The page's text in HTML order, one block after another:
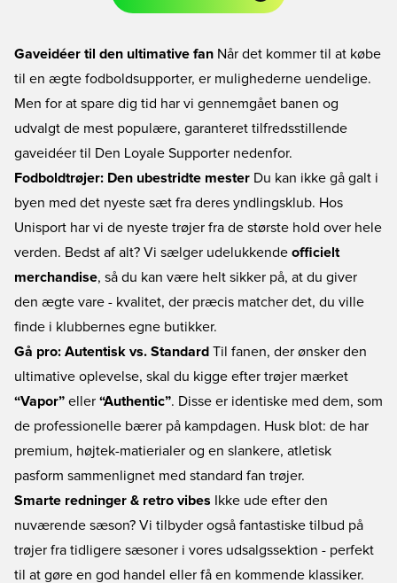
Gaveidéer til den ultimative fan Når det kommer til at købe
til en ægte fodboldsupporter, er mulighederne uendelige.
Men for at spare dig tid har vi gennemgået banen og
udvalgt de mest populære, garanteret tilfredsstillende
gaveidéer til Den Loyale Supporter nedenfor.
Fodboldtrøjer: Den ubestridte mester Du kan ikke gå galt i
byen med det nyeste sæt fra deres yndlingsklub. Hos
Unisport har vi de nyeste trøjer fra de største hold over hele
verden. Bedst af alt? Vi sælger udelukkende officielt
merchandise, så du kan være helt sikker på, at du giver
den ægte vare - kvalitet, der præcis matcher det, du ville
finde i klubbernes egne butikker.
Gå pro: Autentisk vs. Standard Til fanen, der ønsker den
ultimative oplevelse, skal du kigge efter trøjer mærket
“Vapor” eller “Authentic”. Disse er identiske med dem, som
de professionelle bærer på kampdagen. Husk blot: de har
premium, højtek-matierialer og en slankere, atletisk
pasform sammenlignet med standard fan trøjer.
Smarte redninger & retro vibes Ikke ude efter den
nuværende sæson? Vi tilbyder også fantastiske tilbud på
trøjer fra tidligere sæsoner i vores udsalgssektion - perfekt
til at gøre en god handel eller få en kommende klassiker.